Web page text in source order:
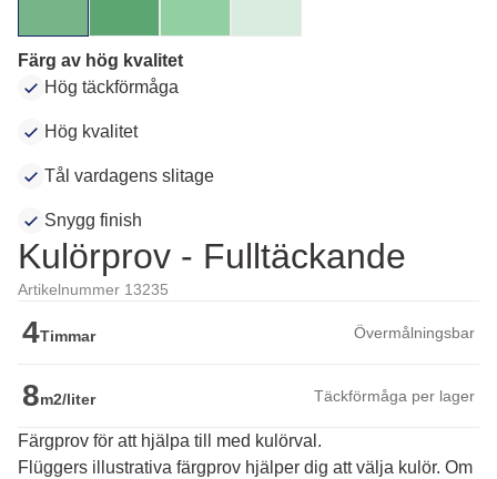
Färg av hög kvalitet
Hög täckförmåga
Hög kvalitet
Tål vardagens slitage
Snygg finish
Kulörprov - Fulltäckande
Artikelnummer 13235
4Timmar Övermålningsbar
8m2/liter Täckförmåga per lager
Färgprov för att hjälpa till med kulörval.
Flüggers illustrativa färgprov hjälper dig att välja kulör. Om